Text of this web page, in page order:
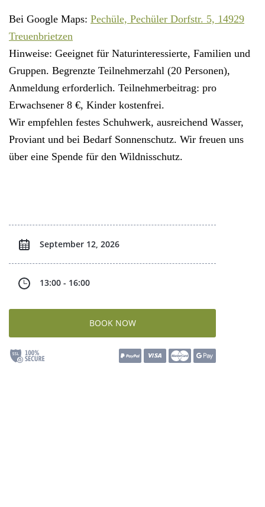
Bei Google Maps: Pechüle, Pechüler Dorfstr. 5, 14929
Treuenbrietzen
Hinweise: Geeignet für Naturinteressierte, Familien und
Gruppen. Begrenzte Teilnehmerzahl (20 Personen),
Anmeldung erforderlich. Teilnehmerbeitrag: pro
Erwachsener 8 €, Kinder kostenfrei.
Wir empfehlen festes Schuhwerk, ausreichend Wasser,
Proviant und bei Bedarf Sonnenschutz. Wir freuen uns
über eine Spende für den Wildnisschutz.
September 12, 2026
13:00 - 16:00
BOOK NOW